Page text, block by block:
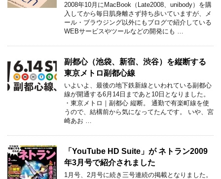
2008年10月にMacBook（Late2008、unibody）を購
入してから毎日肌身離さず持ち歩いていますが、メ
ール・ブラウジング以外にもブログで紹介している
WEBサービスやツールなどの開発にも …
副都心（池袋、新宿、渋谷）を縦断する
東京メトロ副都心線
いよいよ、最後の地下鉄新線といわれている副都心
線が開通する6月14日まであと10日となりました。
・東京メトロ｜副都心 縦断。 通勤で有楽町線を使
うので、結構前から気になってたんです。 いや、宮
崎あお …
「YouTube HD Suite」が ネトラン2009
年3月号で紹介されました
1月号、2月号に続き三号連続の掲載となりました。